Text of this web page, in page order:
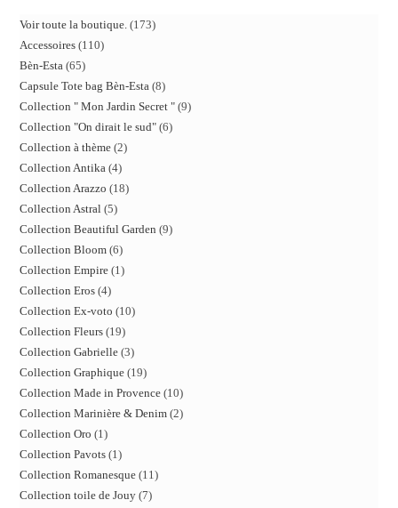
Voir toute la boutique. 173
Accessoires 110
Bèn-Esta 65
Capsule Tote bag Bèn-Esta 8
Collection " Mon Jardin Secret " 9
Collection "On dirait le sud" 6
Collection à thème 2
Collection Antika 4
Collection Arazzo 18
Collection Astral 5
Collection Beautiful Garden 9
Collection Bloom 6
Collection Empire 1
Collection Eros 4
Collection Ex-voto 10
Collection Fleurs 19
Collection Gabrielle 3
Collection Graphique 19
Collection Made in Provence 10
Collection Marinière & Denim 2
Collection Oro 1
Collection Pavots 1
Collection Romanesque 11
Collection toile de Jouy 7